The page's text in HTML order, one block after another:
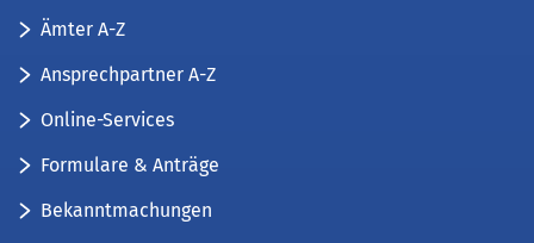
Ämter A-Z
Ansprechpartner A-Z
Online-Services
Formulare & Anträge
Bekanntmachungen